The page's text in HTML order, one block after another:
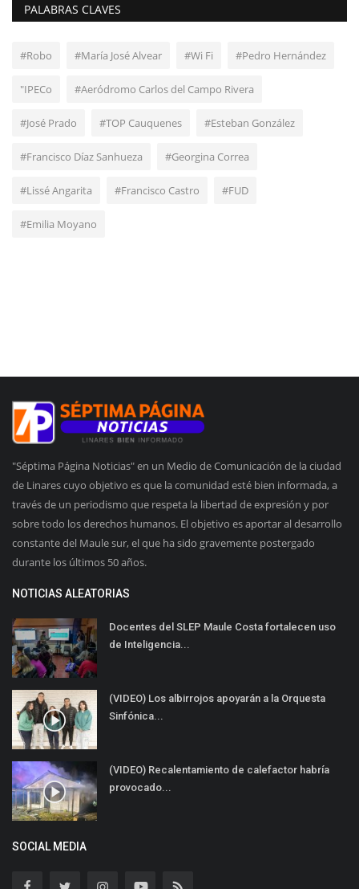
PALABRAS CLAVES
#Robo #María José Alvear #Wi Fi #Pedro Hernández
"IPECo #Aeródromo Carlos del Campo Rivera
#José Prado #TOP Cauquenes #Esteban González
#Francisco Díaz Sanhueza #Georgina Correa
#Lissé Angarita #Francisco Castro #FUD
#Emilia Moyano
"Séptima Página Noticias" en un Medio de Comunicación de la ciudad
de Linares cuyo objetivo es que la comunidad esté bien informada, a
través de un periodismo que respeta la libertad de expresión y por
sobre todo los derechos humanos. El objetivo es aportar al desarrollo
constante del Maule sur, el que ha sido gravemente postergado
durante los últimos 50 años.
NOTICIAS ALEATORIAS
Docentes del SLEP Maule Costa fortalecen uso
de Inteligencia...
(VIDEO) Los albirrojos apoyarán a la Orquesta
Sinfónica...
(VIDEO) Recalentamiento de calefactor habría
provocado...
SOCIAL MEDIA